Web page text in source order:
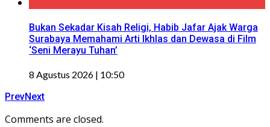
Bukan Sekadar Kisah Religi, Habib Jafar Ajak Warga
Surabaya Memahami Arti Ikhlas dan Dewasa di Film
‘Seni Merayu Tuhan’
8 Agustus 2026 | 10:50
PrevNext
Comments are closed.